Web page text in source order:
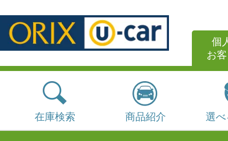
個
お
在庫検索 商品紹介 選